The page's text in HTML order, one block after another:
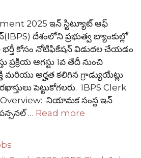
2025 ఇన్ స్టిట్యూట్ ఆఫ్
దేశంలోని ప్రభుత్వ బ్యాంకుల్లో
భర్తీ కోసం నోటిఫికేషన్ విడుదల చేయడం
ప్రక్రియ ఆగస్టు 1వ తేదీ నుంచి
మరియు అర్హత కలిగిన గ్రాడ్యుయేట్లు
పెట్టుకోగలరు. IBPS Clerk
నియామక సంస్థ ఇన్
… Read more